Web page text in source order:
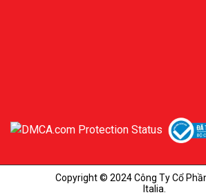
Copyright © 2024 Công Ty Cổ
Italia.